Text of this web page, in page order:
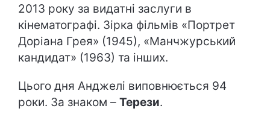
2013 року за видатні заслуги в
кінематографі. Зірка фільмів «Портрет
Доріана Грея» (1945), «Манчжурський
кандидат» (1963) та інших.
Цього дня Анджелі виповнюється 94
роки. За знаком – Терези.